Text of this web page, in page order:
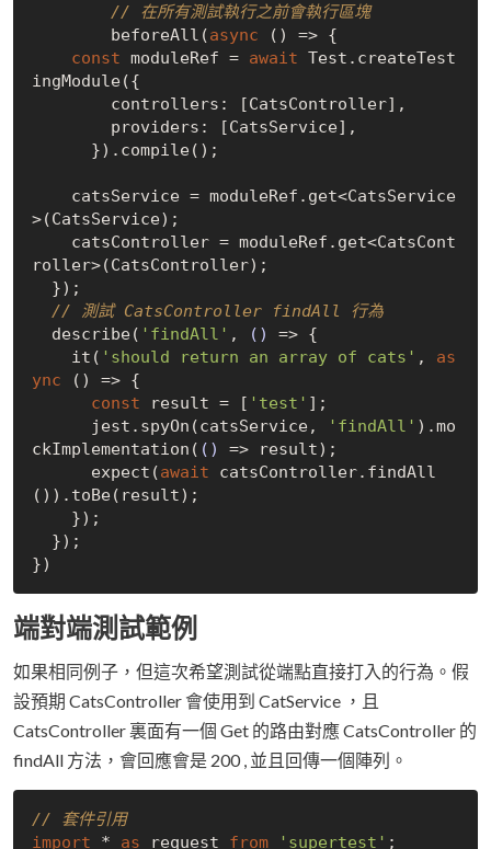
// 在所有測試執行之前會執行區塊
	beforeAll(
async () => {
const moduleRef = await Test.createTest
ingModule({
>(CatsService);
roller>(CatsController);
// 測試 CatsController findAll 行為
  describe(
'findAll' , () => {
    it(
'should return an array of cats' , as
ync () => {
const result = [ 'test' ];
      jest.spyOn(catsService,
'findAll' ).mo
ckImplementation( () => result);
      expect(
await catsController.findAll
()).toBe(result);
端對端測試範例
如果相同例子，但這次希望測試從端點直接打入的行為。假
設預期 CatsController 會使用到 CatService ，且
CatsController 裏面有一個 Get 的路由對應 CatsController 的
findAll 方法，會回應會是 200 , 並且回傳一個陣列。
// 套件引用
import * as request from 'supertest'